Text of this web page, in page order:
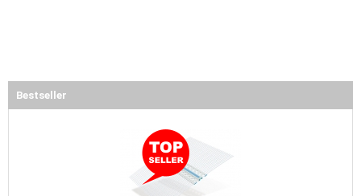
Bestseller